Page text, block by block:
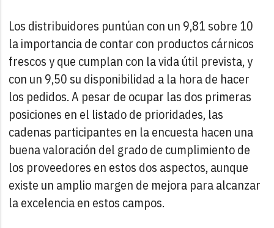
Los distribuidores puntúan con un 9,81 sobre 10
la importancia de contar con productos cárnicos
frescos y que cumplan con la vida útil prevista, y
con un 9,50 su disponibilidad a la hora de hacer
los pedidos. A pesar de ocupar las dos primeras
posiciones en el listado de prioridades, las
cadenas participantes en la encuesta hacen una
buena valoración del grado de cumplimiento de
los proveedores en estos dos aspectos, aunque
existe un amplio margen de mejora para alcanzar
la excelencia en estos campos.